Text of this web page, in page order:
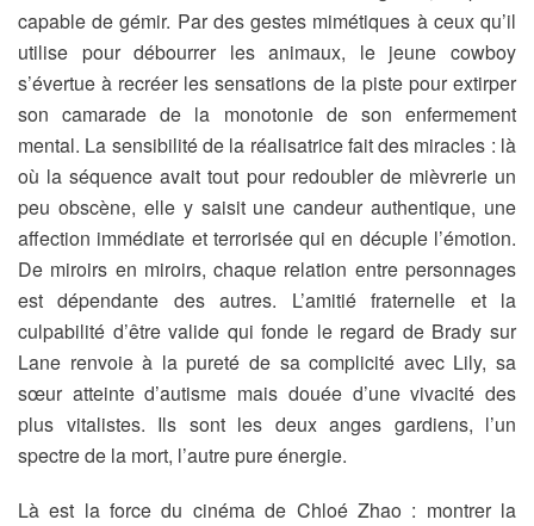
capable de gémir. Par des gestes mimétiques à ceux qu’il
utilise pour débourrer les animaux, le jeune cowboy
s’évertue à recréer les sensations de la piste pour extirper
son camarade de la monotonie de son enfermement
mental. La sensibilité de la réalisatrice fait des miracles : là
où la séquence avait tout pour redoubler de mièvrerie un
peu obscène, elle y saisit une candeur authentique, une
affection immédiate et terrorisée qui en décuple l’émotion.
De miroirs en miroirs, chaque relation entre personnages
est dépendante des autres. L’amitié fraternelle et la
culpabilité d’être valide qui fonde le regard de Brady sur
Lane renvoie à la pureté de sa complicité avec Lily, sa
sœur atteinte d’autisme mais douée d’une vivacité des
plus vitalistes. Ils sont les deux anges gardiens, l’un
spectre de la mort, l’autre pure énergie.
Là est la force du cinéma de Chloé Zhao : montrer la